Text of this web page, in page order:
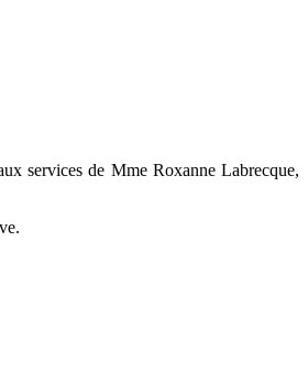
services de Mme Roxanne Labrecque,